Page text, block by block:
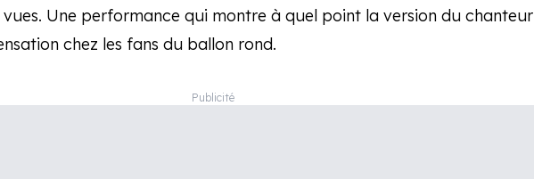
vues. Une performance qui montre à quel point la version du chanteur
chez les fans du ballon rond.